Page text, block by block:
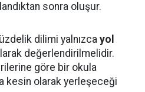
sonra oluşur.
dilimi yalnızca yol
değerlendirilmelidir.
göre bir okula
kesin olarak yerleşeceği